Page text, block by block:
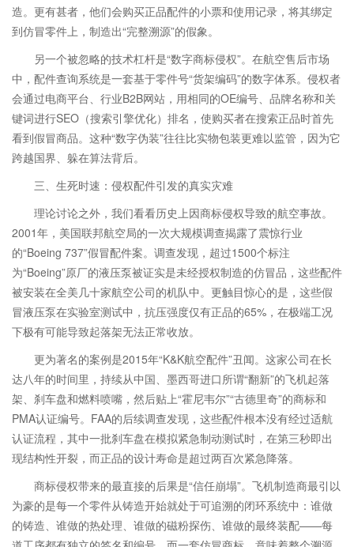
造。更有甚者，他们会购买正品配件的小票和使用记录，将其绑定
到仿冒零件上，制造出“完整溯源”的假象。
另一个被忽略的技术杠杆是“数字商标侵权”。在航空售后市场
中，配件查询系统是一套基于零件号“货架编码”的数字体系。侵权者
会通过电商平台、行业B2B网站，用相同的OE编号、品牌名称和关
键词进行SEO（搜索引擎优化）排名，使购买者在搜索正品时首先
看到假冒商品。这种“数字伪装”往往比实物包装更难以监管，因为它
跨越国界、躲在算法背后。
三、生死时速：侵权配件引发的真实灾难
理论讨论之外，我们看看历史上因商标侵权导致的航空事故。
2001年，美国联邦航空局的一次大规模调查揭露了震惊行业
的“Boeing 737”假冒配件案。调查发现，超过1500个标注
为“Boeing”原厂的液压泵被证实是未经授权制造的仿冒品，这些配件
被安装在全美几十家航空公司的机队中。更触目惊心的是，这些假
冒液压泵在实验室测试中，抗压强度仅有正品的65%，在极端工况
下极有可能导致起落架无法正常收放。
更为著名的案例是2015年“K&K航空配件”丑闻。这家公司在长
达八年的时间里，持续从中国、墨西哥进口所谓“翻新”的飞机起落
架、刹车盘和燃料喷嘴，然后贴上“霍尼韦尔”“古德里奇”的商标和
PMA认证编号。FAA的后续调查发现，这些配件根本没有经过适航
认证流程，其中一批刹车盘在模拟紧急制动测试时，在第三秒即出
现结构性开裂，而正品的设计寿命是超过两百次紧急降落。
商标侵权带来的最直接的后果是“信任崩塌”。飞机制造商最引以
为豪的是每一个零件从铸造开始就处于可追溯的闭环系统中：谁做
的铸造、谁做的热处理、谁做的磁粉探伤、谁做的最终装配——每